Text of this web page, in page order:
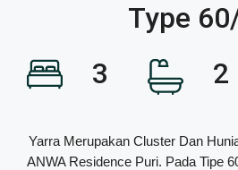
Type
3
2
Yarra Merupakan Cluster Dan
ANWA Residence Puri. Pada Tipe